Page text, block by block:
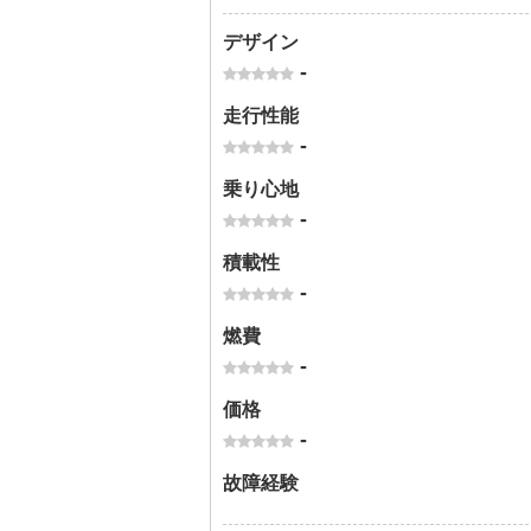
デザイン
-
走行性能
-
乗り心地
-
積載性
-
燃費
-
価格
-
故障経験